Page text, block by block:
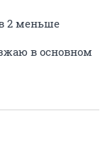
2 меньше
в основном